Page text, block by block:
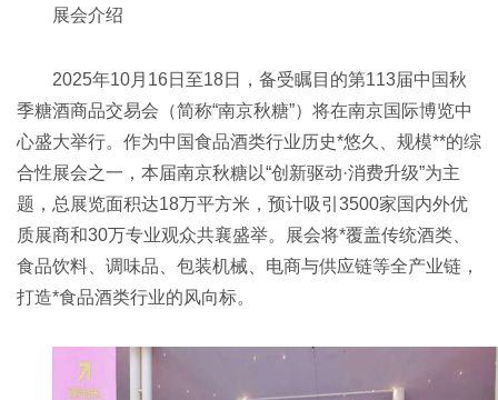
展会介绍‌
2025年10月16日至18日，备受瞩目的第113届中国秋
季糖酒商品交易会（简称“南京秋糖”）将在南京国际博览中
心盛大举行。作为中国食品酒类行业历史*悠久、规模**的综
合性展会之一，本届南京秋糖以“创新驱动·消费升级”为主
题，总展览面积达18万平方米，预计吸引3500家国内外优
质展商和30万专业观众共襄盛举。展会将*覆盖传统酒类、
食品饮料、调味品、包装机械、电商与供应链等全产业链，
打造*食品酒类行业的风向标。